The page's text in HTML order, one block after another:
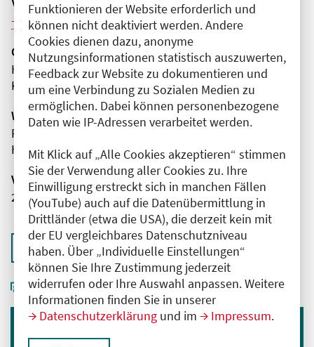
Funktionieren der Website erforderlich und
können nicht deaktiviert werden. Andere
Cookies dienen dazu, anonyme
Nutzungsinformationen statistisch auszuwerten,
Feedback zur Website zu dokumentieren und
um eine Verbindung zu Sozialen Medien zu
ermöglichen. Dabei können personenbezogene
Daten wie IP-Adressen verarbeitet werden.
Mit Klick auf „Alle Cookies akzeptieren“ stimmen
Sie der Verwendung aller Cookies zu. Ihre
Einwilligung erstreckt sich in manchen Fällen
(YouTube) auch auf die Datenübermittlung in
Drittländer (etwa die USA), die derzeit kein mit
der EU vergleichbares Datenschutzniveau
haben. Über „Individuelle Einstellungen“
können Sie Ihre Zustimmung jederzeit
widerrufen oder Ihre Auswahl anpassen. Weitere
Informationen finden Sie in unserer
Datenschutzerklärung und im Impressum.
Weitere Veranstaltungen dieser Reihe (10)
Organisator(en)
HELIOS Klinikum Emil von Behring
Klinik für Palliativmedizin und Geriatrie
Wissenschaftliche Leitung
Frau Dr. med. Wiebke Nehls
HELIOS Klinikum Emil von Behring
Veranstaltungsnummer
2761102026038910045
Zurück zur Übersicht
Immer informiert bleiben